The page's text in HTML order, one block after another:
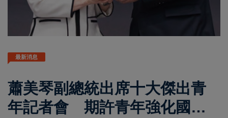
最新消息
蕭美琴副總統出席十大傑出青
年記者會 期許青年強化國際